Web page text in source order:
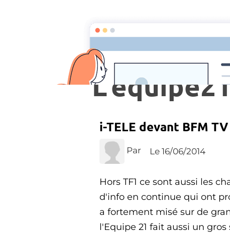
i-TELE devant BFM
Par Le 16/06/2014
Hors TF1 ce sont aussi les
d'info en continue qui ont
a fortement misé sur de
l'Equipe 21 fait aussi un gros